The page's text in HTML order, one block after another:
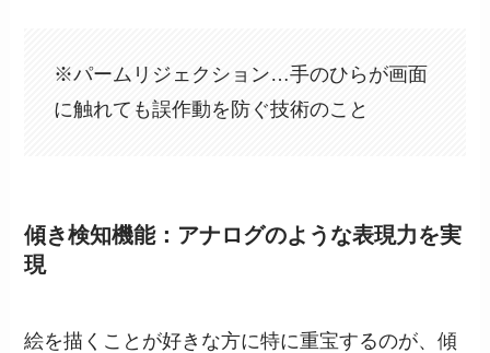
※パームリジェクション…手のひらが画面
に触れても誤作動を防ぐ技術のこと
傾き検知機能：アナログのような表現力を実
現
絵を描くことが好きな方に特に重宝するのが、傾